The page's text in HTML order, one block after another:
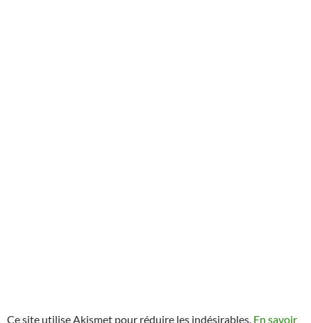
Ce site utilise Akismet pour réduire les indésirables. En savoir